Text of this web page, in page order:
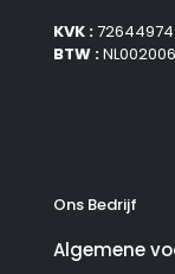
KVK :72644974
BTW :
Ons Bedrijf
Algemene